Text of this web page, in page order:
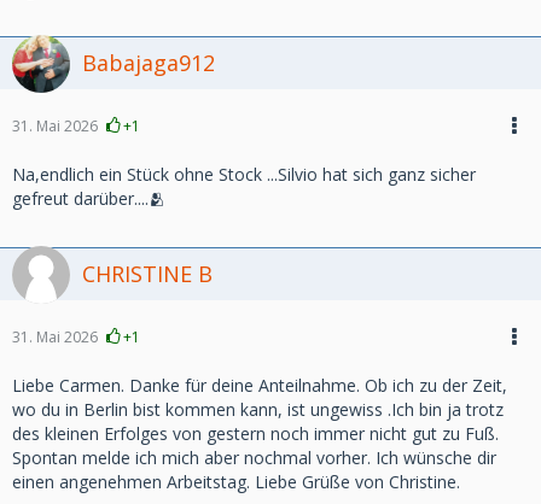
Babajaga912
31. Mai 2026 +1
Na,endlich ein Stück ohne Stock ...Silvio hat sich ganz sicher
gefreut darüber....🫂
CHRISTINE B
31. Mai 2026 +1
Liebe Carmen. Danke für deine Anteilnahme. Ob ich zu der Zeit,
wo du in Berlin bist kommen kann, ist ungewiss .Ich bin ja trotz
des kleinen Erfolges von gestern noch immer nicht gut zu Fuß.
Spontan melde ich mich aber nochmal vorher. Ich wünsche dir
einen angenehmen Arbeitstag. Liebe Grüße von Christine.